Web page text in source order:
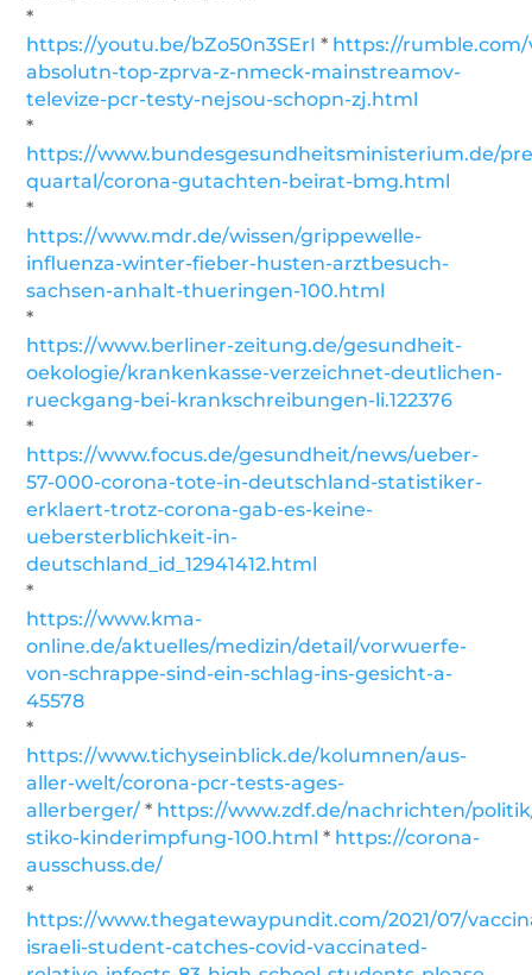
*
https://youtu.be/bZo50n3SErI * https://
absolutn-top-zprva-z-nmeck-mainstreamov-
televize-pcr-testy-nejsou-schopn-zj.html
*
https://www.bundesgesundheitsministerium.de/
quartal/corona-gutachten-beirat-bmg.html
*
https://www.mdr.de/wissen/grippewelle-
influenza-winter-fieber-husten-arztbesuch-
sachsen-anhalt-thueringen-100.html
*
https://www.berliner-zeitung.de/gesundheit-
oekologie/krankenkasse-verzeichnet-deutlichen-
rueckgang-bei-krankschreibungen-li.122376
*
https://www.focus.de/gesundheit/news/ueber-
57-000-corona-tote-in-deutschland-statistiker-
erklaert-trotz-corona-gab-es-keine-
uebersterblichkeit-in-
deutschland_id_12941412.html
*
https://www.kma-
online.de/aktuelles/medizin/detail/vorwuerfe-
von-schrappe-sind-ein-schlag-ins-gesicht-a-
45578
*
https://www.tichyseinblick.de/kolumnen/aus-
aller-welt/corona-pcr-tests-ages-
allerberger/ * https://www.zdf.de/nachrichten/
stiko-kinderimpfung-100.html * https://corona-
ausschuss.de/
*
https://www.thegatewaypundit.com/2021/07/
israeli-student-catches-covid-vaccinated-